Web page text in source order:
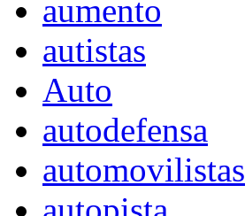
aumento
autistas
Auto
autodefensa
automovilistas